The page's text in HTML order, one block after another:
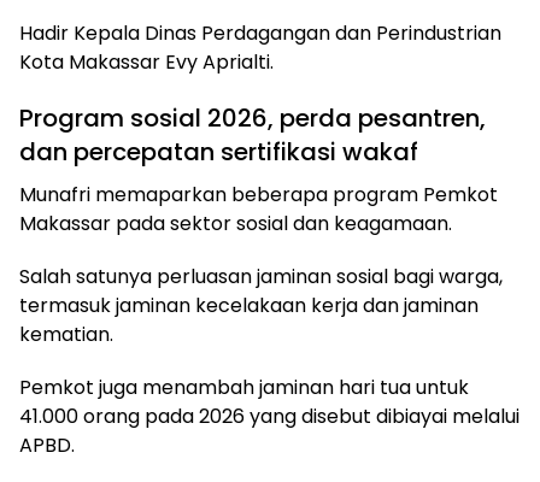
Hadir Kepala Dinas Perdagangan dan Perindustrian
Kota Makassar Evy Aprialti.
Program sosial 2026, perda pesantren,
dan percepatan sertifikasi wakaf
Munafri memaparkan beberapa program Pemkot
Makassar pada sektor sosial dan keagamaan.
Salah satunya perluasan jaminan sosial bagi warga,
termasuk jaminan kecelakaan kerja dan jaminan
kematian.
Pemkot juga menambah jaminan hari tua untuk
41.000 orang pada 2026 yang disebut dibiayai melalui
APBD.